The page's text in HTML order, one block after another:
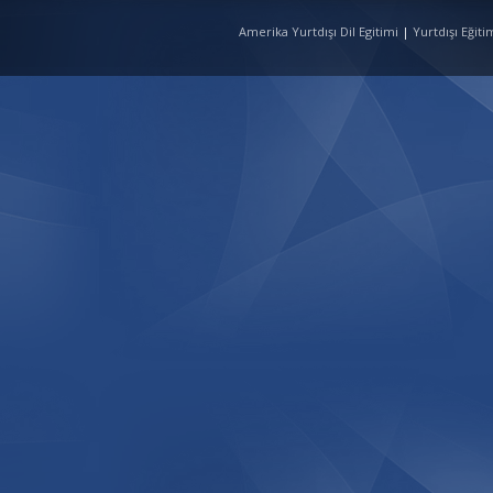
Amerika Yurtdışı Dil Egitimi | Yurtdışı